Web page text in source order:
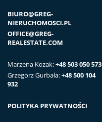
BIURO@GREG-
NIERUCHOMOSCI.PL
OFFICE@GREG-
REALESTATE.COM
Marzena Kozak:+48 503 050 573
Grzegorz Gurbała:+48 500 104
932
POLITYKA PRYWATNOŚCI